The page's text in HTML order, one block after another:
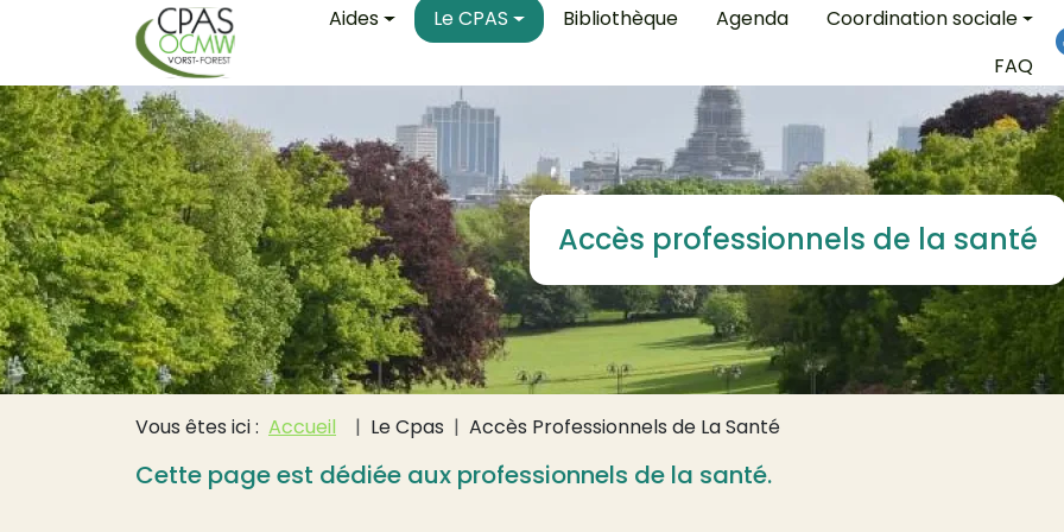
Aller au contenu principal Main navigation
Aides Le CPAS Bibliothèque Agenda
Coordination sociale
FAQ
Accès professionnels de la santé
Fil d'Ariane
Vous êtes ici : Accueil Le Cpas Accès Professionnels de La Santé
Cette page est dédiée aux professionnels de la santé.